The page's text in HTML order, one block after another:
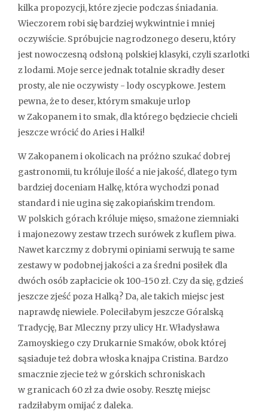
kilka propozycji, które zjecie podczas śniadania.
Wieczorem robi się bardziej wykwintnie i mniej
oczywiście. Spróbujcie nagrodzonego deseru, który
jest nowoczesną odsłoną polskiej klasyki, czyli szarlotki
z lodami. Moje serce jednak totalnie skradły deser
prosty, ale nie oczywisty - lody oscypkowe. Jestem
pewna, że to deser, którym smakuje urlop
w Zakopanem i to smak, dla którego będziecie chcieli
jeszcze wrócić do Aries i Halki!
W Zakopanem i okolicach na próżno szukać dobrej
gastronomii, tu króluje ilość a nie jakość, dlatego tym
bardziej doceniam Halkę, która wychodzi ponad
standard i nie ugina się zakopiańskim trendom.
W polskich górach króluje mięso, smażone ziemniaki
i majonezowy zestaw trzech surówek z kuflem piwa.
Nawet karczmy z dobrymi opiniami serwują te same
zestawy w podobnej jakości a za średni posiłek dla
dwóch osób zapłacicie ok 100-150 zł. Czy da się, gdzieś
jeszcze zjeść poza Halką? Da, ale takich miejsc jest
naprawdę niewiele. Poleciłabym jeszcze Góralską
Tradycję, Bar Mleczny przy ulicy Hr. Władysława
Zamoyskiego czy Drukarnie Smaków, obok której
sąsiaduje też dobra włoska knajpa Cristina. Bardzo
smacznie zjecie też w górskich schroniskach
w granicach 60 zł za dwie osoby. Resztę miejsc
radziłabym omijać z daleka.